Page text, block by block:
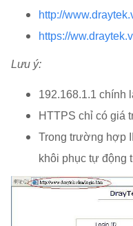
http://
https://
Lưu ý:
192.168.1.1 chính
HTTPS chỉ có giá
Trong trường hợp
khôi phục tự động